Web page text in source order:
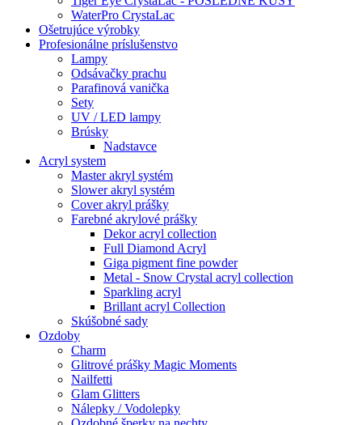
WaterPro CrystaLac
Ošetrujúce výrobky
Profesionálne príslušenstvo
Lampy
Odsávačky prachu
Parafinová vanička
Sety
UV / LED lampy
Brúsky
Nadstavce
Acryl system
Master akryl systém
Slower akryl systém
Cover akryl prášky
Farebné akrylové prášky
Dekor acryl collection
Full Diamond Acryl
Giga pigment fine powder
Metal - Snow Crystal acryl collection
Sparkling acryl
Brillant acryl Collection
Skúšobné sady
Ozdoby
Charm
Glitrové prášky Magic Moments
Nailfetti
Glam Glitters
Nálepky / Vodolepky